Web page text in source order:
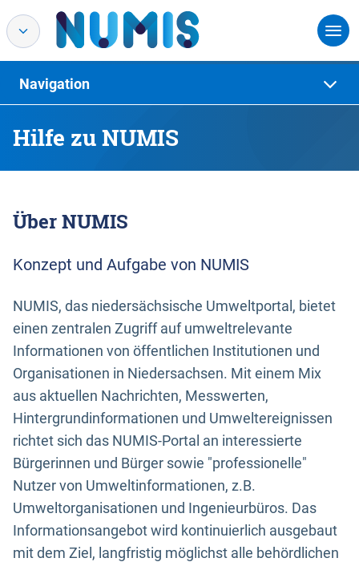
Hilfe zu NUMIS
Navigation
Über NUMIS
Konzept und Aufgabe von NUMIS
NUMIS, das niedersächsische Umweltportal, bietet
einen zentralen Zugriff auf umweltrelevante
Informationen von öffentlichen Institutionen und
Organisationen in Niedersachsen. Mit einem Mix
aus aktuellen Nachrichten, Messwerten,
Hintergrundinformationen und Umweltereignissen
richtet sich das NUMIS-Portal an interessierte
Bürgerinnen und Bürger sowie "professionelle"
Nutzer von Umweltinformationen, z.B.
Umweltorganisationen und Ingenieurbüros. Das
Informationsangebot wird kontinuierlich ausgebaut
mit dem Ziel, langfristig möglichst alle behördlichen